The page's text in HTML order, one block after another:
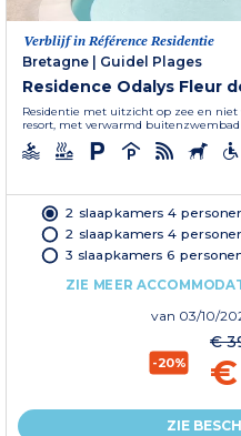
Verblijf in Référence Residentie
Bretagne
Guidel Plages
Residence Odalys Fleur
Residentie met uitzicht op zee en niet
resort, met verwarmd
2 slaapkamers 4
2 slaapkamers 4
3 slaapkamers 6
ZIE MEER
van 03/10/
-20%
€
€
ZIE